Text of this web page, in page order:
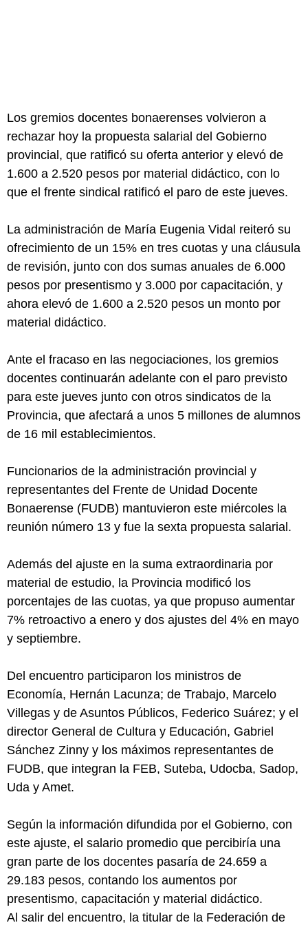
Los gremios docentes bonaerenses volvieron a
rechazar hoy la propuesta salarial del Gobierno
provincial, que ratificó su oferta anterior y elevó de
1.600 a 2.520 pesos por material didáctico, con lo
que el frente sindical ratificó el paro de este jueves.
La administración de María Eugenia Vidal reiteró su
ofrecimiento de un 15% en tres cuotas y una cláusula
de revisión, junto con dos sumas anuales de 6.000
pesos por presentismo y 3.000 por capacitación, y
ahora elevó de 1.600 a 2.520 pesos un monto por
material didáctico.
Ante el fracaso en las negociaciones, los gremios
docentes continuarán adelante con el paro previsto
para este jueves junto con otros sindicatos de la
Provincia, que afectará a unos 5 millones de alumnos
de 16 mil establecimientos.
Funcionarios de la administración provincial y
representantes del Frente de Unidad Docente
Bonaerense (FUDB) mantuvieron este miércoles la
reunión número 13 y fue la sexta propuesta salarial.
Además del ajuste en la suma extraordinaria por
material de estudio, la Provincia modificó los
porcentajes de las cuotas, ya que propuso aumentar
7% retroactivo a enero y dos ajustes del 4% en mayo
y septiembre.
Del encuentro participaron los ministros de
Economía, Hernán Lacunza; de Trabajo, Marcelo
Villegas y de Asuntos Públicos, Federico Suárez; y el
director General de Cultura y Educación, Gabriel
Sánchez Zinny y los máximos representantes de
FUDB, que integran la FEB, Suteba, Udocba, Sadop,
Uda y Amet.
Según la información difundida por el Gobierno, con
este ajuste, el salario promedio que percibiría una
gran parte de los docentes pasaría de 24.659 a
29.183 pesos, contando los aumentos por
presentismo, capacitación y material didáctico.
Al salir del encuentro, la titular de la Federación de